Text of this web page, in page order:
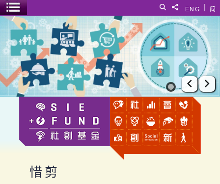
简
ENG
分享給
搜尋
選單開關
惜剪
上一張
下
惜剪